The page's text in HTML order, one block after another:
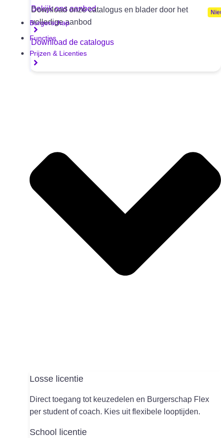
Bekijk ons aanbod
Download onze catalogus en blader door het
volledige aanbod
Download de catalogus
Burgerschap
Functies
Prijzen & Licenties
Losse licentie
Direct toegang tot keuzedelen en Burgerschap Flex
per student of coach. Kies uit flexibele looptijden.
School licentie